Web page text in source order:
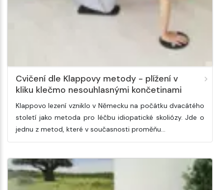
Cvičení dle Klappovy metody - plížení v
kliku klečmo nesouhlasnými končetinami
Klappovo lezení vzniklo v Německu na počátku dvacátého
století jako metoda pro léčbu idiopatické skoliózy. Jde o
jednu z metod, které v současnosti proměňu…